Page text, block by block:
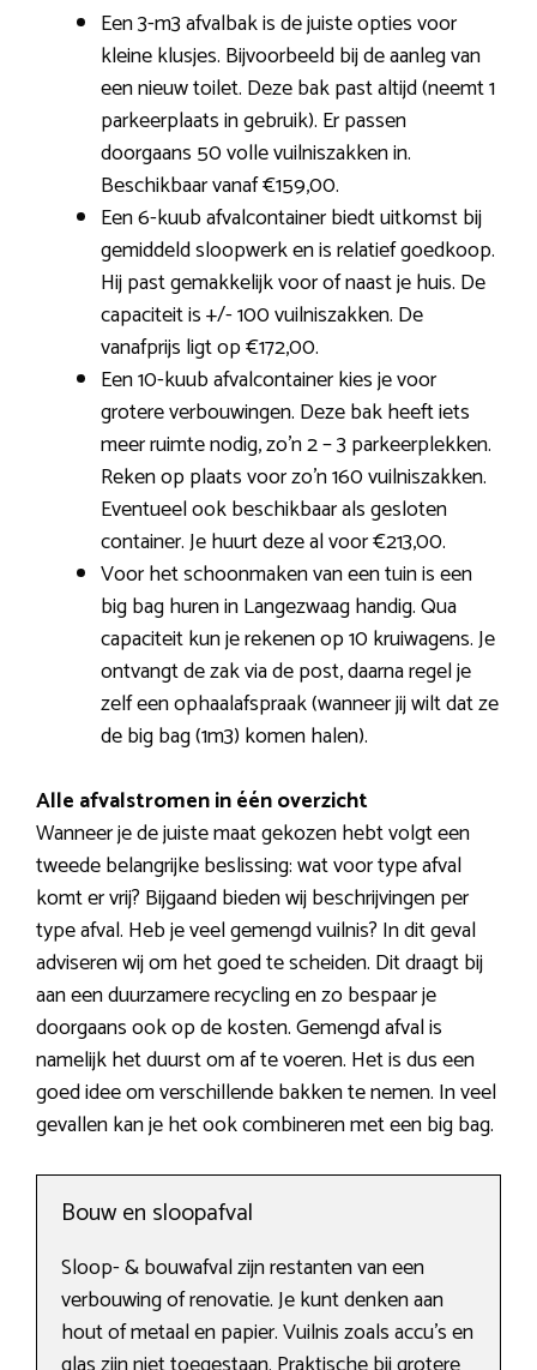
Een 3-m3 afvalbak is de juiste opties voor
kleine klusjes. Bijvoorbeeld bij de aanleg van
een nieuw toilet. Deze bak past altijd (neemt 1
parkeerplaats in gebruik). Er passen
doorgaans 50 volle vuilniszakken in.
Beschikbaar vanaf €159,00.
Een 6-kuub afvalcontainer biedt uitkomst bij
gemiddeld sloopwerk en is relatief goedkoop.
Hij past gemakkelijk voor of naast je huis. De
capaciteit is +/- 100 vuilniszakken. De
vanafprijs ligt op €172,00.
Een 10-kuub afvalcontainer kies je voor
grotere verbouwingen. Deze bak heeft iets
meer ruimte nodig, zo’n 2 – 3 parkeerplekken.
Reken op plaats voor zo’n 160 vuilniszakken.
Eventueel ook beschikbaar als gesloten
container. Je huurt deze al voor €213,00.
Voor het schoonmaken van een tuin is een
big bag huren in Langezwaag handig. Qua
capaciteit kun je rekenen op 10 kruiwagens. Je
ontvangt de zak via de post, daarna regel je
zelf een ophaalafspraak (wanneer jij wilt dat ze
de big bag (1m3) komen halen).
Alle afvalstromen in één overzicht
Wanneer je de juiste maat gekozen hebt volgt een
tweede belangrijke beslissing: wat voor type afval
komt er vrij? Bijgaand bieden wij beschrijvingen per
type afval. Heb je veel gemengd vuilnis? In dit geval
adviseren wij om het goed te scheiden. Dit draagt bij
aan een duurzamere recycling en zo bespaar je
doorgaans ook op de kosten. Gemengd afval is
namelijk het duurst om af te voeren. Het is dus een
goed idee om verschillende bakken te nemen. In veel
gevallen kan je het ook combineren met een big bag.
Bouw en sloopafval
Sloop- & bouwafval zijn restanten van een
verbouwing of renovatie. Je kunt denken aan
hout of metaal en papier. Vuilnis zoals accu’s en